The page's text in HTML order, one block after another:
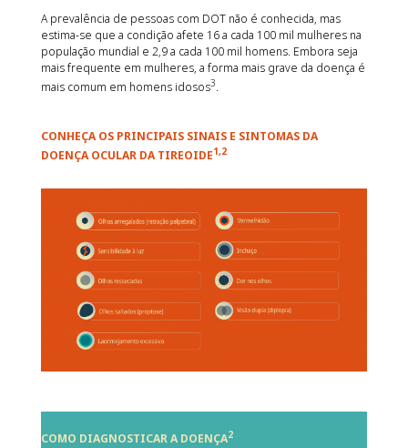
A prevalência de pessoas com DOT não é conhecida, mas
estima-se que a condição afete 16 a cada 100 mil mulheres na
população mundial e 2,9 a cada 100 mil homens. Embora seja
mais frequente em mulheres, a forma mais grave da doença é
mais comum em homens idosos3.
CONHEÇA OS PRINCIPAIS SINAIS E SINTOMAS DA
DOENÇA OCULAR DA TIREOIDE1,2
COMO DIAGNOSTICAR A DOENÇA2